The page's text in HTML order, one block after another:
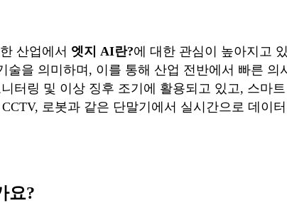
산업에서 엣지 AI란?에 대한 관심이 높아지고
을 의미하며, 이를 통해 산업 전반에서 빠른
터링 및 이상 징후 조기에 활용되고 있고, 스마
로봇과 같은 단말기에서 실시간으로 데이
요?